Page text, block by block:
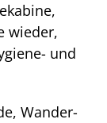
wieder,
und
Wander-